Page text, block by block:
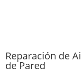
Reparación de
de Pared